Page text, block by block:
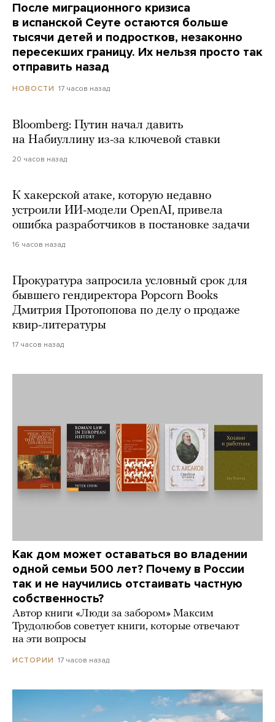
После миграционного кризиса
в испанской Сеуте остаются больше
тысячи детей и подростков, незаконно
пересекших границу. Их нельзя просто так
отправить назад
НОВОСТИ 17 часов назад
Bloomberg: Путин начал давить
на Набиуллину из-за ключевой ставки
20 часов назад
К хакерской атаке, которую недавно
устроили ИИ-модели OpenAI, привела
ошибка разработчиков в постановке задачи
16 часов назад
Прокуратура запросила условный срок для
бывшего гендиректора Popcorn Books
Дмитрия Протопопова по делу о продаже
квир-литературы
17 часов назад
Как дом может оставаться во владении
одной семьи 500 лет? Почему в России
так и не научились отстаивать частную
собственность?
Автор книги «Люди за забором» Максим
Трудолюбов советует книги, которые отвечают
на эти вопросы
ИСТОРИИ 17 часов назад